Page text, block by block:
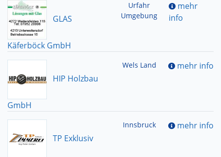
GLAS
Käferböck GmbH
Urfahr
Umgebung
mehr
info
HIP Holzbau
GmbH
Wels Land mehr info
TP Exklusiv
Innsbruck mehr info